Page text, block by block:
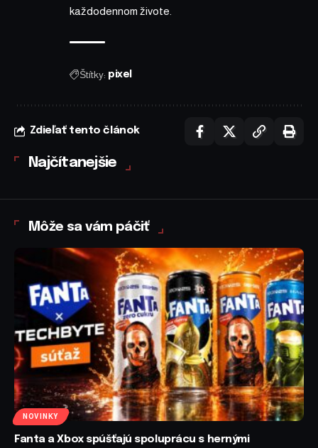
každodennom živote.
Štítky: pixel
Zdieľať tento článok
Najčítanejšie
Môže sa vám páčiť
NOVINKY
Fanta a Xbox spúšťajú spoluprácu s hernými